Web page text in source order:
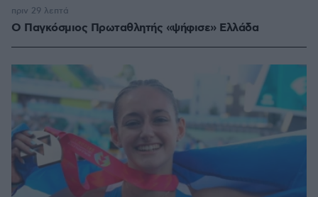
Ο Παγκόσμιος Πρωταθλητής «ψήφισε» Ελλάδα
πριν 29 λεπτά